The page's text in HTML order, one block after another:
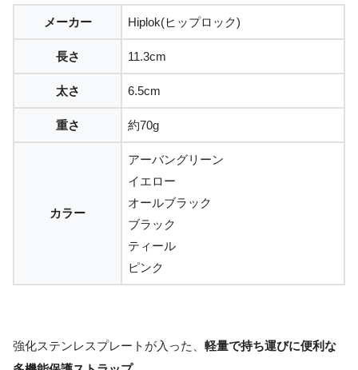
メーカー Hiplok(ヒップロック)
長さ 11.3cm
太さ 6.5cm
重さ 約70g
カラー
アーバングリーン
イエロー
オールブラック
ブラック
ティール
ピンク
強化ステンレスプレートが入った、 軽量で持ち運びに便利な